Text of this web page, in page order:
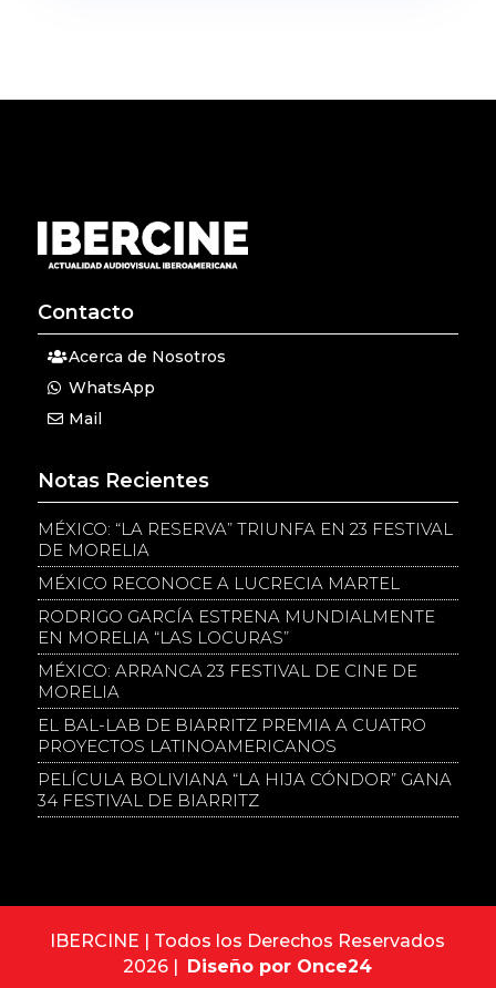
Contacto
Acerca de Nosotros
WhatsApp
Mail
Notas Recientes
MÉXICO: “LA RESERVA” TRIUNFA EN 23 FESTIVAL
DE MORELIA
MÉXICO RECONOCE A LUCRECIA MARTEL
RODRIGO GARCÍA ESTRENA MUNDIALMENTE
EN MORELIA “LAS LOCURAS”
MÉXICO: ARRANCA 23 FESTIVAL DE CINE DE
MORELIA
EL BAL-LAB DE BIARRITZ PREMIA A CUATRO
PROYECTOS LATINOAMERICANOS
PELÍCULA BOLIVIANA “LA HIJA CÓNDOR” GANA
34 FESTIVAL DE BIARRITZ
IBERCINE | Todos los Derechos Reservados
2026 |
Diseño por Once24